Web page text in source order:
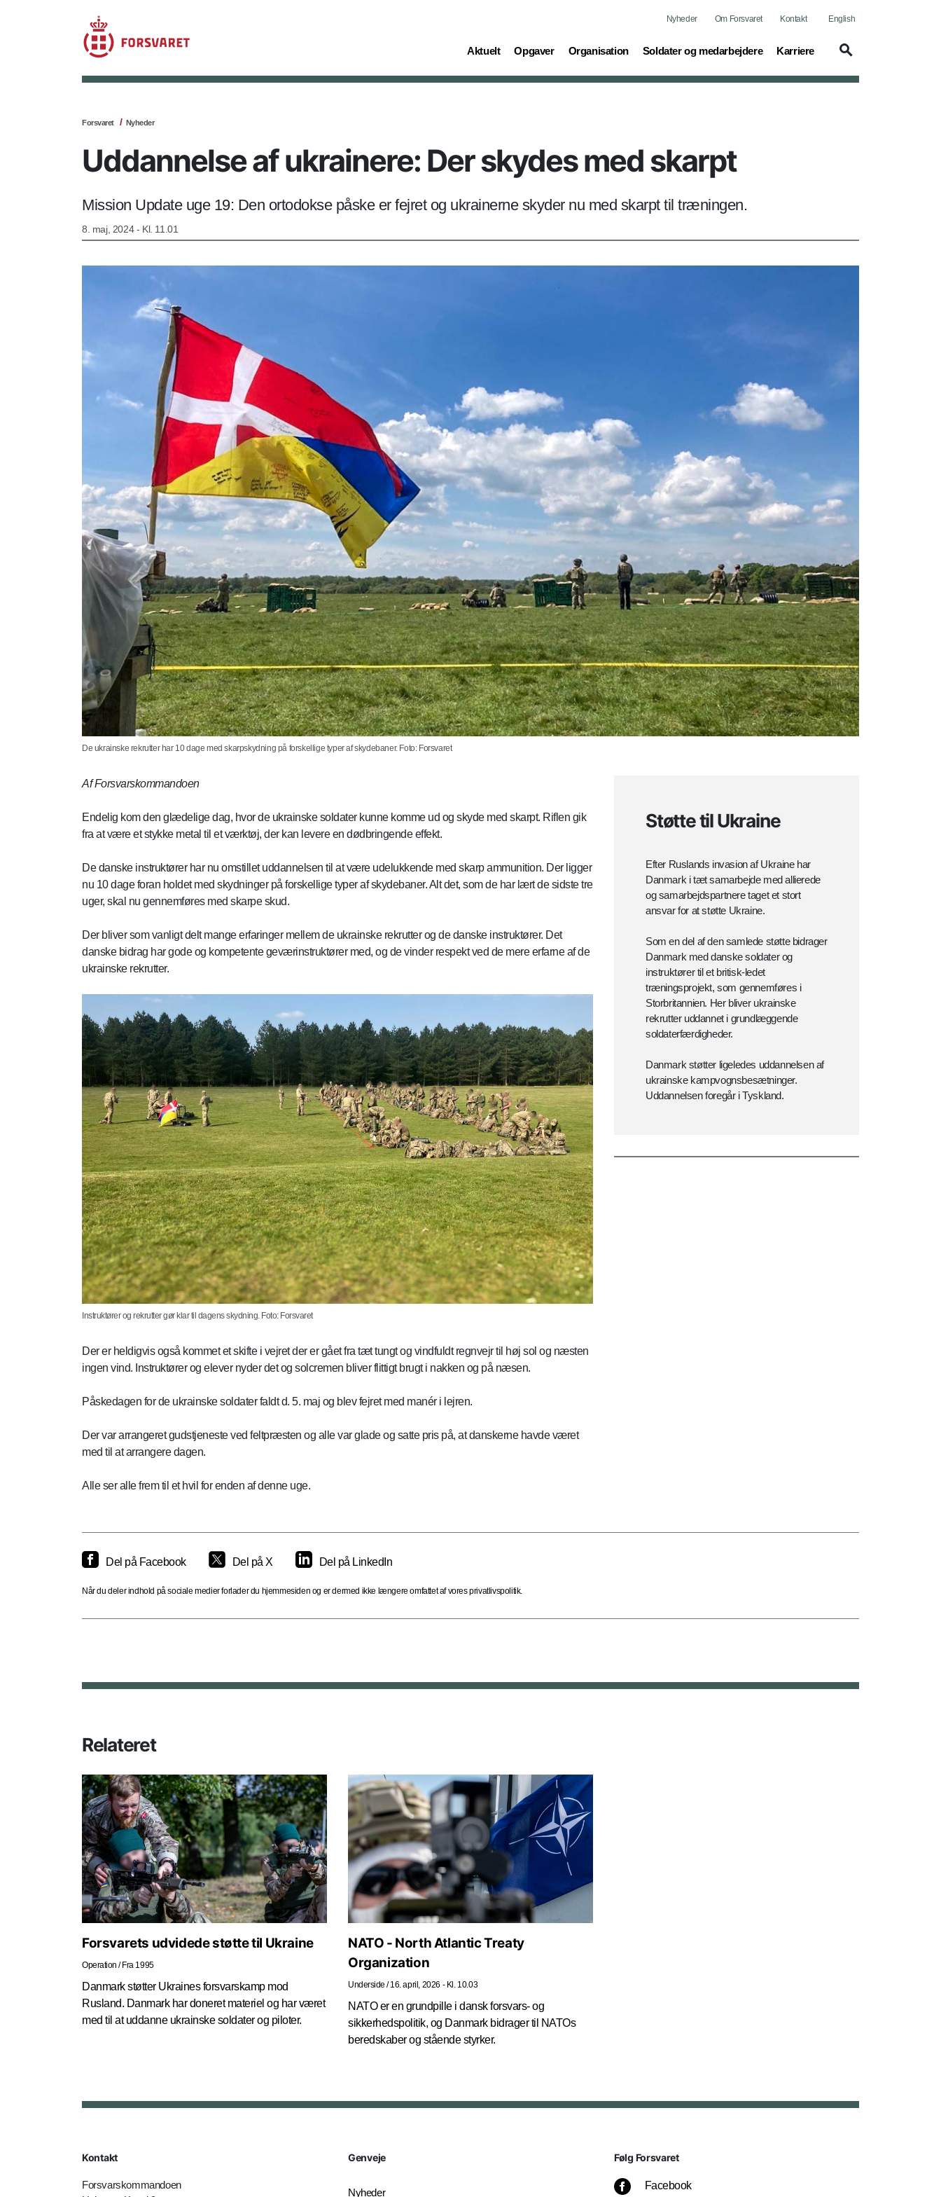
Nyheder Om Forsvaret Kontakt English
Aktuelt
(current) Opgaver
(current) Organisation
(current) Soldater og medarbejdere
(current) Karriere
(current)
Forsvaret Nyheder
Uddannelse af ukrainere: Der skydes med skarpt
Mission Update uge 19: Den ortodokse påske er fejret og ukrainerne skyder nu med skarpt til træningen.
8. maj, 2024 - Kl. 11.01
De ukrainske rekrutter har 10 dage med skarpskydning på forskellige typer af skydebaner. Foto: Forsvaret
Af Forsvarskommandoen
Endelig kom den glædelige dag, hvor de ukrainske soldater kunne komme ud og skyde med skarpt. Riflen gik
fra at være et stykke metal til et værktøj, der kan levere en dødbringende effekt.
De danske instruktører har nu omstillet uddannelsen til at være udelukkende med skarp ammunition. Der ligger
nu 10 dage foran holdet med skydninger på forskellige typer af skydebaner. Alt det, som de har lært de sidste tre
uger, skal nu gennemføres med skarpe skud.
Der bliver som vanligt delt mange erfaringer mellem de ukrainske rekrutter og de danske instruktører. Det
danske bidrag har gode og kompetente geværinstruktører med, og de vinder respekt ved de mere erfarne af de
ukrainske rekrutter.
Instruktører og rekrutter gør klar til dagens skydning. Foto: Forsvaret
Der er heldigvis også kommet et skifte i vejret der er gået fra tæt tungt og vindfuldt regnvejr til høj sol og næsten
ingen vind. Instruktører og elever nyder det og solcremen bliver flittigt brugt i nakken og på næsen.
Påskedagen for de ukrainske soldater faldt d. 5. maj og blev fejret med manér i lejren.
Der var arrangeret gudstjeneste ved feltpræsten og alle var glade og satte pris på, at danskerne havde været
med til at arrangere dagen.
Alle ser alle frem til et hvil for enden af denne uge.
Støtte til Ukraine
Efter Ruslands invasion af Ukraine har
Danmark i tæt samarbejde med allierede
og samarbejdspartnere taget et stort
ansvar for at støtte Ukraine.
Som en del af den samlede støtte bidrager
Danmark med danske soldater og
instruktører til et britisk-ledet
træningsprojekt, som gennemføres i
Storbritannien. Her bliver ukrainske
rekrutter uddannet i grundlæggende
soldaterfærdigheder.
Danmark støtter ligeledes uddannelsen af
ukrainske kampvognsbesætninger.
Uddannelsen foregår i Tyskland.
Del på Facebook Del på X Del på LinkedIn
Når du deler indhold på sociale medier forlader du hjemmesiden og er dermed ikke længere omfattet af vores privatlivspolitik.
Relateret
Forsvarets udvidede støtte til Ukraine
Operation / Fra 1995
Danmark støtter Ukraines forsvarskamp mod
Rusland. Danmark har doneret materiel og har været
med til at uddanne ukrainske soldater og piloter.
NATO - North Atlantic Treaty
Organization
Underside / 16. april, 2026 - Kl. 10.03
NATO er en grundpille i dansk forsvars- og
sikkerhedspolitik, og Danmark bidrager til NATOs
beredskaber og stående styrker.
Kontakt
Forsvarskommandoen
Genveje
Nyheder
Følg Forsvaret
Facebook